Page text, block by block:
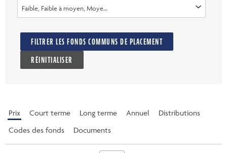
Faible, Faible à moyen, Moyen, Moyen &agrave; &eacute;lev&eacute;,
FILTRER LES FONDS COMMUNS DE PLACEMENT
RÉINITIALISER
Prix Court terme Long terme Annuel
Distributions
Codes des fonds
Documents